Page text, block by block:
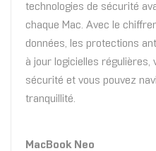
technologies de sécurité
chaque Mac. Avec le
données, les protections
à jour logicielles régulières,
sécurité et vous pouvez
tranquillité.
MacBook Neo